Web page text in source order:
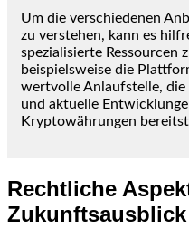
Um die verschiedenen
zu verstehen, kann es
spezialisierte Ressourcen
beispielsweise die
wertvolle Anlaufstelle,
und aktuelle
Kryptowährungen
Rechtliche
Zukunftsausblick